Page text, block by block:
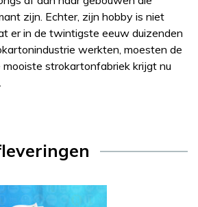
zijn. Echter, zijn hobby is niet
er in de twintigste eeuw duizenden
werkten, moesten de
mooiste strokartonfabriek krijgt nu